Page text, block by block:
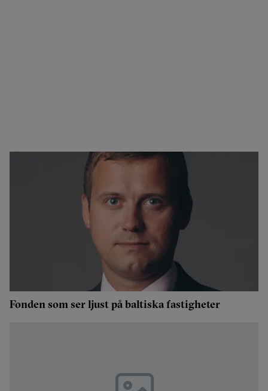
Fonden som ser ljust på baltiska fastigheter